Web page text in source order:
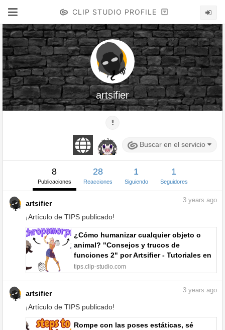
CLIP STUDIO PROFILE
artsifier
Buscar en el servicio
8
Publicaciones
28
Reacciones
1
Siguiendo
1
Seguidores
artsifier
¡Artículo de TIPS publicado!
3 years ago
¿Cómo humanizar cualquier objeto o
animal? "Consejos y trucos de
funciones 2" por Artsifier - Tutoriales en
comunidad | CLIP STUDIO TIPS
tips.clip-studio.com
artsifier
¡Artículo de TIPS publicado!
3 years ago
Rompe con las poses estáticas, sé